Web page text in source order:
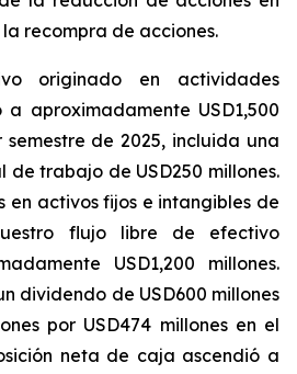
recompra de acciones.
originado en actividades
aproximadamente USD1,500
semestre de 2025, incluida una
trabajo de USD250 millones.
en activos fijos e intangibles de
flujo libre de efectivo
USD1,200 millones.
dividendo de USD600 millones
por USD474 millones en el
neta de caja ascendió a